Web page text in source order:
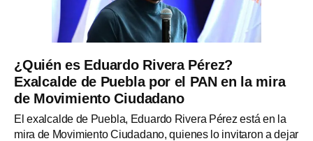
¿Quién es Eduardo Rivera Pérez?
Exalcalde de Puebla por el PAN en la mira
de Movimiento Ciudadano
El exalcalde de Puebla, Eduardo Rivera Pérez está en la
mira de Movimiento Ciudadano, quienes lo invitaron a dejar